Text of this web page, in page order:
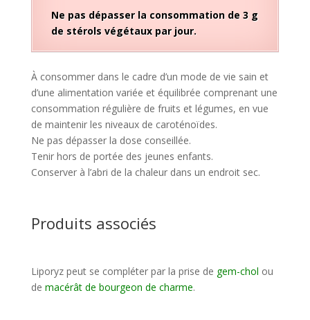
Ne pas dépasser la consommation de 3 g
de stérols végétaux par jour.
À consommer dans le cadre d’un mode de vie sain et
d’une alimentation variée et équilibrée comprenant une
consommation régulière de fruits et légumes, en vue
de maintenir les niveaux de caroténoïdes.
Ne pas dépasser la dose conseillée.
Tenir hors de portée des jeunes enfants.
Conserver à l’abri de la chaleur dans un endroit sec.
Produits associés
Liporyz peut se compléter par la prise de gem-chol ou
de macérât de bourgeon de charme.